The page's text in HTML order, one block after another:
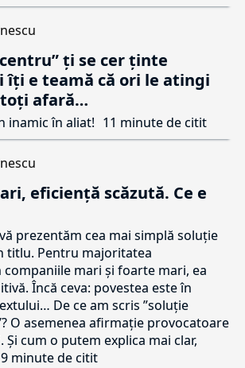
ți se cer ținte
îți e teamă că ori le atingi
toți afară…
inamic în aliat! 11 minute de citit
eficiență scăzută. Ce e
prezentăm cea mai simplă soluție
titlu. Pentru majoritatea
mari și foarte mari, ea
Încă ceva: povestea este în
De ce am scris ”soluție
O asemenea afirmație provocatoare
Și cum o putem explica mai clar,
9 minute de citit